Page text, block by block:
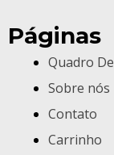
Páginas
Quadro
Sobre nós
Contato
Carrinho